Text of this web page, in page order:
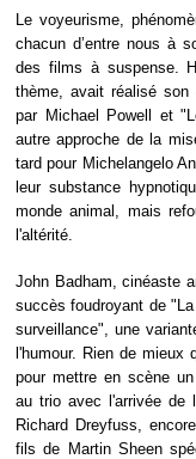
Le voyeurisme,
chacun d’entre nous à
des films à suspense.
thème, avait réalisé son
par Michael Powell et
autre approche de la
tard pour Michelangelo
leur substance
monde animal, mais
l'altérité.
John Badham, cinéaste
succès foudroyant de
surveillance", une
l'humour. Rien de mieux
pour mettre en scène
au trio avec l'arrivée de
Richard Dreyfuss,
fils de Martin Sheen